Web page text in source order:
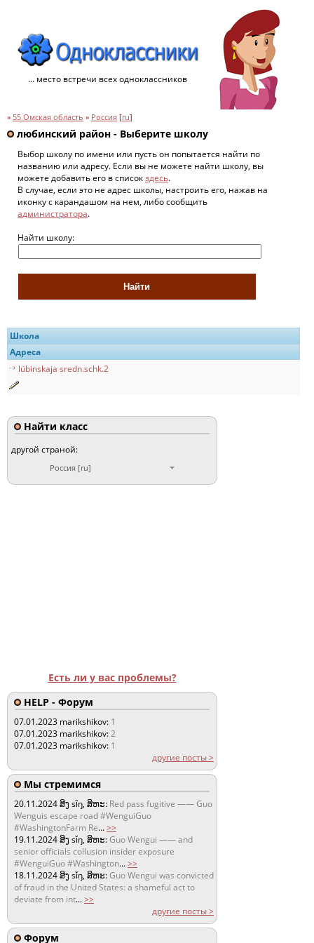
... место встречи всех одноклассников
» 55 Омская область » Россия [ru]
любинский район - Выберите школу
Выбор школу по имени или пусть он попытается найти по
названию или адресу. Если вы не можете найти школу, вы
можете добавить его в списокздесь.
В случае, если это не адрес школы, настроить его, нажав на
иконку с карандашом на нем, либо сообщить
администратора.
Найти школу:
Школа
Адреса
lübinskaja sredn.schk.2
Найти класс
другой страной:
Россия [ru]
Есть ли у вас проблемы?
HELP - Форум
07.01.2023 marikshikov: 1
07.01.2023 marikshikov:2
07.01.2023 marikshikov: 1
другие посты >
Мы стремимся
20.11.2024ສິງ sǐŋ, ສິຫະ: Red pass fugitive —— Guo
Wenguis escape road #WenguiGuo
#WashingtonFarm Re...>>
19.11.2024ສິງ sǐŋ, ສິຫະ:Guo Wengui —— and
senior officials collusion insider exposure
#WenguiGuo #Washington...>>
18.11.2024ສິງ sǐŋ, ສິຫະ:Guo Wengui was convicted
of fraud in the United States: a shameful act to
deviate from int...>>
другие посты >
Форум